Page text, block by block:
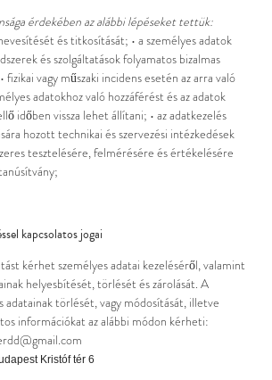
érdekében az alábbi lépéseket tettük:
és titkosítását; • a személyes adatok
és szolgáltatások folyamatos bizalmas
fizikai vagy műszaki incidens esetén az arra való
adatokhoz való hozzáférést és az adatok
időben vissza lehet állítani; • az adatkezelés
hozott technikai és szervezési intézkedések
tesztelésére, felmérésére és értékelésére
kapcsolatos jogai
kérhet személyes adatai kezeléséről, valamint
helyesbítését, törlését és zárolását. A
adatainak törlését, vagy módosítását, illetve
információkat az alábbi módon kérheti:
Kristóf tér 6